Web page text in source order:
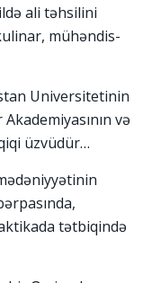
ali təhsilini
mühəndis-
Universitetinin
və
üzvüdür…
tətbiqində